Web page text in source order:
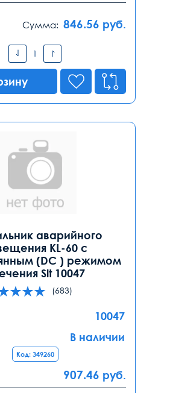
Сумма: 846.56 руб.
аварийного
KL-60 с
(DC ) режимом
Slt 10047
(683)
10047
В наличии
Код: 349260
907.46 руб.